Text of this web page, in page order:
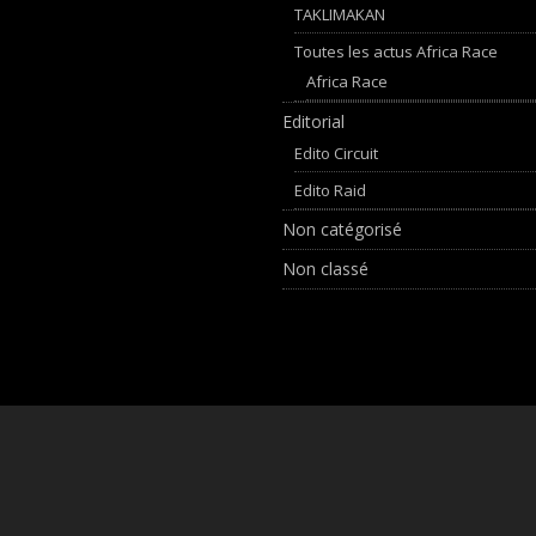
TAKLIMAKAN
Toutes les actus Africa Race
Africa Race
Editorial
Edito Circuit
Edito Raid
Non catégorisé
Non classé